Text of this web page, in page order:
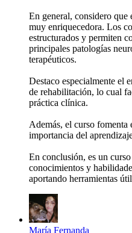
En general, considero que
muy enriquecedora. Los
estructurados y permiten
principales patologías
terapéuticos.
Destaco especialmente el
de rehabilitación, lo cual
práctica clínica.
Además, el curso
importancia del
En conclusión, es un
conocimientos у
aportando herramientas
María Fernanda